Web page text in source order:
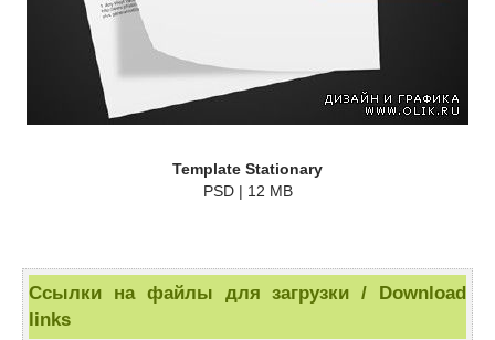
Template Stationary
PSD | 12 MB
Ссылки на файлы для загрузки / Download
links